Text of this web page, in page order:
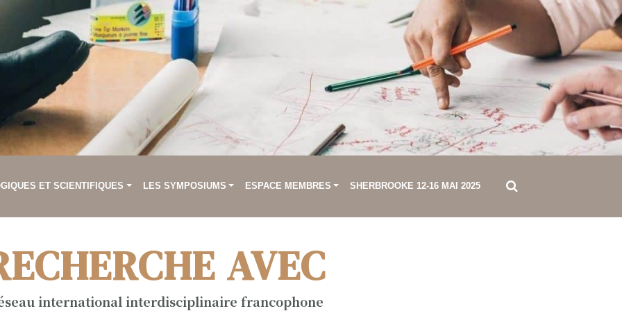
ET SCIENTIFIQUES LES SYMPOSIUMS ESPACE MEMBRES SHERBROOKE 12-16 MAI 2025
AVEC
international interdisciplinaire francophone